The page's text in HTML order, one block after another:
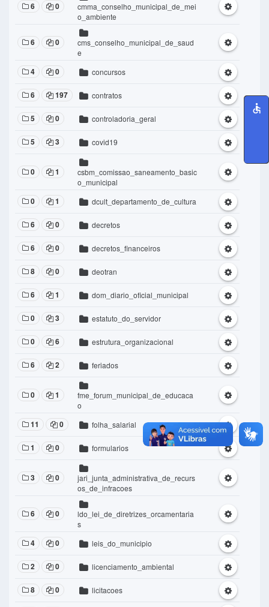
6 0
cmma_conselho_municipal_de_mei
o_ambiente
6 0
cms_conselho_municipal_de_saud
e
4 0 concursos
6 197 contratos
5 0 controladoria_geral
5 3 covid19
0 1
csbm_comissao_saneamento_basic
o_municipal
0 1 dcult_departamento_de_cultura
6 0 decretos
6 0 decretos_financeiros
8 0 deotran
6 1 dom_diario_oficial_municipal
0 3 estatuto_do_servidor
0 6 estrutura_organizacional
6 2 feriados
0 1
fme_forum_municipal_de_educaca
o
11 0 folha_salarial
1 0 formularios
3 0
jari_junta_administrativa_de_recurs
os_de_infracoes
6 0
ldo_lei_de_diretrizes_orcamentaria
s
4 0 leis_do_municipio
2 0 licenciamento_ambiental
8 0 licitacoes